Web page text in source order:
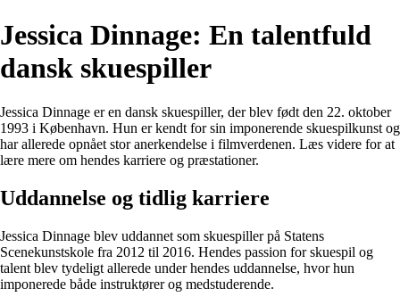
Jessica Dinnage: En talentfuld
dansk skuespiller
Jessica Dinnage er en dansk skuespiller, der blev født den 22. oktober
1993 i København. Hun er kendt for sin imponerende skuespilkunst og
har allerede opnået stor anerkendelse i filmverdenen. Læs videre for at
lære mere om hendes karriere og præstationer.
Uddannelse og tidlig karriere
Jessica Dinnage blev uddannet som skuespiller på Statens
Scenekunstskole fra 2012 til 2016. Hendes passion for skuespil og
talent blev tydeligt allerede under hendes uddannelse, hvor hun
imponerede både instruktører og medstuderende.